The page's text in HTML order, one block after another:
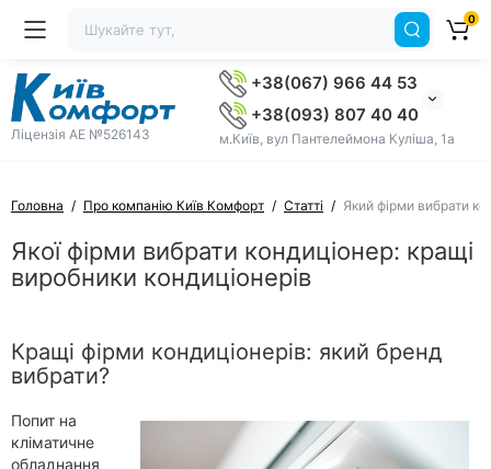
Ліцензія AE №526143
+38(067) 966 44 53
+38(093) 807 40 40
м.Київ, вул Пантелеймона Куліша, 1а
0
Головна Про компанію Київ Комфорт Статті Який фірми вибрати
Якої фірми вибрати кондиціонер: кращі
виробники кондиціонерів
Кращі фірми кондиціонерів: який бренд
вибрати?
Попит на
кліматичне
обладнання